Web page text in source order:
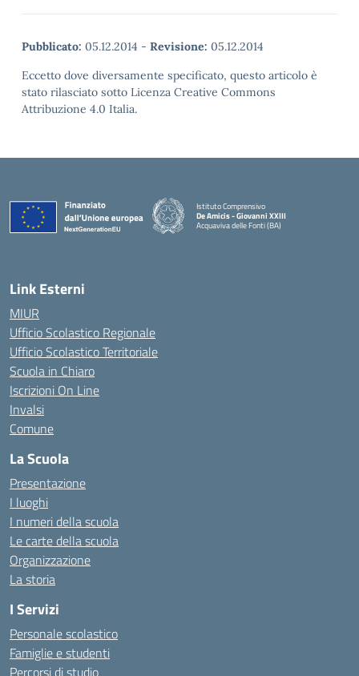
Pubblicato: 05.12.2014 - Revisione: 05.12.2014
Eccetto dove diversamente specificato, questo articolo è
stato rilasciato sotto Licenza Creative Commons
Attribuzione 4.0 Italia.
Istituto Comprensivo
De Amicis - Giovanni XXIII
Acquaviva delle Fonti (BA)
— Visita la pagina iniziale della scuola
Link Esterni
MIUR
Ufficio Scolastico Regionale
Ufficio Scolastico Territoriale
Scuola in Chiaro
Iscrizioni On Line
Invalsi
Comune
La Scuola
Presentazione
I luoghi
I numeri della scuola
Le carte della scuola
Organizzazione
La storia
I Servizi
Personale scolastico
Famiglie e studenti
Percorsi di studio